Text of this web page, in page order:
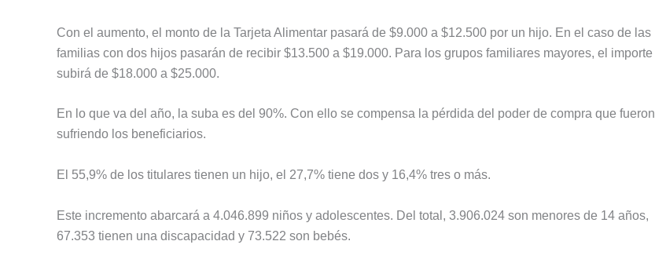
Con el aumento, el monto de la Tarjeta Alimentar pasará de $9.000 a $12.500 por un hijo. En el caso de las
familias con dos hijos pasarán de recibir $13.500 a $19.000. Para los grupos familiares mayores, el importe
subirá de $18.000 a $25.000.
En lo que va del año, la suba es del 90%. Con ello se compensa la pérdida del poder de compra que fueron
sufriendo los beneficiarios.
El 55,9% de los titulares tienen un hijo, el 27,7% tiene dos y 16,4% tres o más.
Este incremento abarcará a 4.046.899 niños y adolescentes. Del total, 3.906.024 son menores de 14 años,
67.353 tienen una discapacidad y 73.522 son bebés.